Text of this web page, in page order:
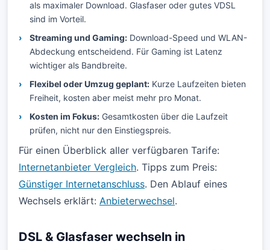
als maximaler Download. Glasfaser oder gutes VDSL
sind im Vorteil.
Streaming und Gaming: Download-Speed und WLAN-
Abdeckung entscheidend. Für Gaming ist Latenz
wichtiger als Bandbreite.
Flexibel oder Umzug geplant: Kurze Laufzeiten bieten
Freiheit, kosten aber meist mehr pro Monat.
Kosten im Fokus: Gesamtkosten über die Laufzeit
prüfen, nicht nur den Einstiegspreis.
Für einen Überblick aller verfügbaren Tarife:
Internetanbieter Vergleich. Tipps zum Preis:
Günstiger Internetanschluss. Den Ablauf eines
Wechsels erklärt: Anbieterwechsel.
DSL & Glasfaser wechseln in